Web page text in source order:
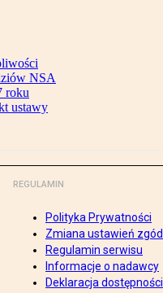
NSA
roku
ustawy
REGULAMIN
Polityka Prywatności
Zmiana ustawień zgód
Regulamin serwisu
Informacje o nadawcy
Deklaracja dostępności